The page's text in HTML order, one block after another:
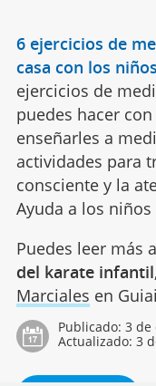
6 ejercicios de
casa con los niños
ejercicios de
puedes hacer
enseñarles a
actividades para
consciente y la
Ayuda a los
Puedes leer más
del karate infantil
Marciales en
Publicado: 3 de
Actualizado: 3